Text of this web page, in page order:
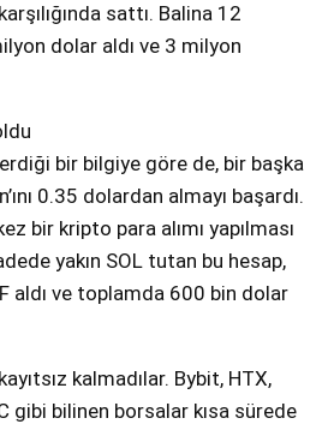
sattı. Balina 12
dolar aldı ve 3 milyon
bir bilgiye göre de, bir başka
0.35 dolardan almayı başardı.
bir kripto para alımı yapılması
yakın SOL tutan bu hesap,
aldı ve toplamda 600 bin dolar
kalmadılar. Bybit, HTX,
gibi bilinen borsalar kısa sürede